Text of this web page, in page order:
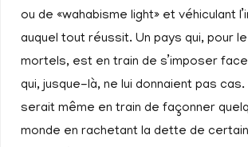
ou de «wahabisme light» et véhiculant
auquel tout réussit. Un pays qui, pour
mortels, est en train de s’imposer
qui, jusque-là, ne lui donnaient pas
serait même en train de façonner
monde en rachetant la dette de